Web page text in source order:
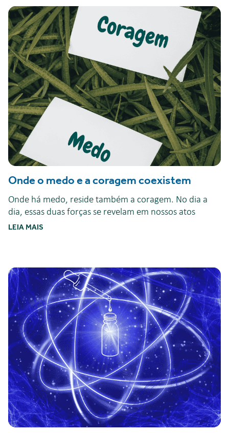
Onde o medo e a coragem coexistem
Onde há medo, reside também a coragem. No dia a
dia, essas duas forças se revelam em nossos atos
LEIA MAIS